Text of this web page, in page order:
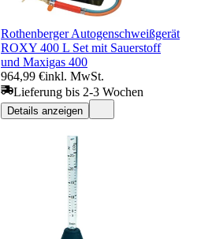
Rothenberger Autogenschweißgerät
ROXY 400 L Set mit Sauerstoff
und Maxigas 400
964,99 €inkl. MwSt.
Lieferung bis 2-3 Wochen
Details anzeigen